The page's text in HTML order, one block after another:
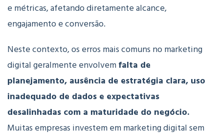
e métricas, afetando diretamente alcance,
engajamento e conversão.
Neste contexto, os erros mais comuns no marketing
digital geralmente envolvemfalta de
planejamento, ausência de estratégia clara, uso
inadequado de dados e expectativas
desalinhadas com a maturidade do negócio.
Muitas empresas investem em marketing digital sem